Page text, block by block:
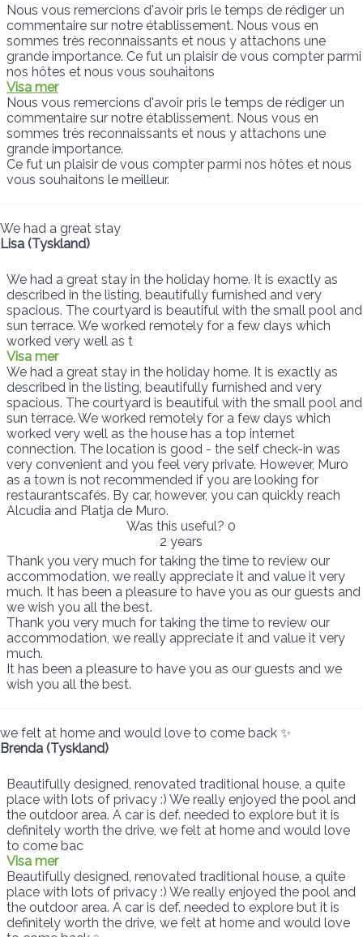
Nous vous remercions d'avoir pris le temps de rédiger un
commentaire sur notre établissement. Nous vous en
sommes très reconnaissants et nous y attachons une
grande importance. Ce fut un plaisir de vous compter parmi
nos hôtes et nous vous souhaitons
Visa mer
Nous vous remercions d'avoir pris le temps de rédiger un
commentaire sur notre établissement. Nous vous en
sommes très reconnaissants et nous y attachons une
grande importance.
Ce fut un plaisir de vous compter parmi nos hôtes et nous
vous souhaitons le meilleur.
We had a great stay
Lisa (Tyskland)
We had a great stay in the holiday home. It is exactly as
described in the listing, beautifully furnished and very
spacious. The courtyard is beautiful with the small pool and
sun terrace. We worked remotely for a few days which
worked very well as t
Visa mer
We had a great stay in the holiday home. It is exactly as
described in the listing, beautifully furnished and very
spacious. The courtyard is beautiful with the small pool and
sun terrace. We worked remotely for a few days which
worked very well as the house has a top internet
connection. The location is good - the self check-in was
very convenient and you feel very private. However, Muro
as a town is not recommended if you are looking for
restaurantscafés. By car, however, you can quickly reach
Alcudia and Platja de Muro.
Was this useful? 0
2 years
Thank you very much for taking the time to review our
accommodation, we really appreciate it and value it very
much. It has been a pleasure to have you as our guests and
we wish you all the best.
Thank you very much for taking the time to review our
accommodation, we really appreciate it and value it very
much.
It has been a pleasure to have you as our guests and we
wish you all the best.
we felt at home and would love to come back ✨
Brenda (Tyskland)
Beautifully designed, renovated traditional house, a quite
place with lots of privacy :) We really enjoyed the pool and
the outdoor area. A car is def. needed to explore but it is
definitely worth the drive, we felt at home and would love
to come bac
Visa mer
Beautifully designed, renovated traditional house, a quite
place with lots of privacy :) We really enjoyed the pool and
the outdoor area. A car is def. needed to explore but it is
definitely worth the drive, we felt at home and would love